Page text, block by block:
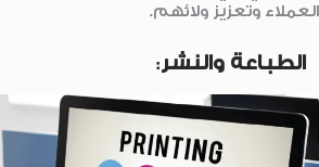
العملاء وتعزيز ولائهم.
الطباعة والنشر: